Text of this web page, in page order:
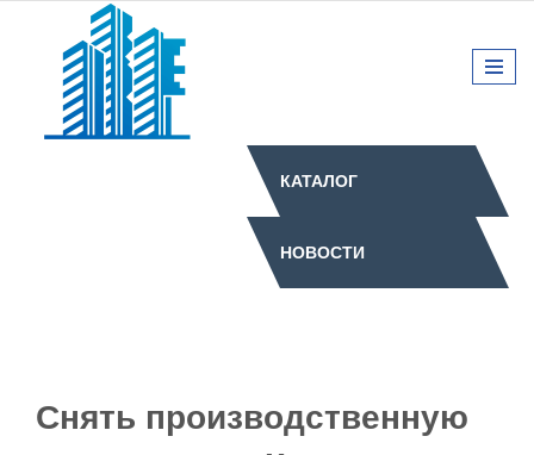
КАТАЛОГ
НОВОСТИ
Снять производственную